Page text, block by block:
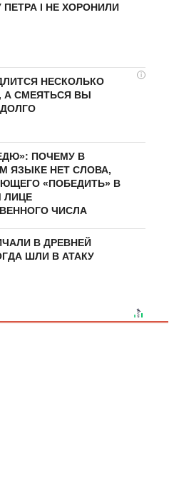
ПЕТРА I НЕ ХОРОНИЛИ
i
НЕСКОЛЬКО
А СМЕЯТЬСЯ ВЫ
ПОЧЕМУ В
ЯЗЫКЕ НЕТ СЛОВА,
«ПОБЕДИТЬ» В
ЛИЦЕ
ЧИСЛА
В ДРЕВНЕЙ
ШЛИ В АТАКУ